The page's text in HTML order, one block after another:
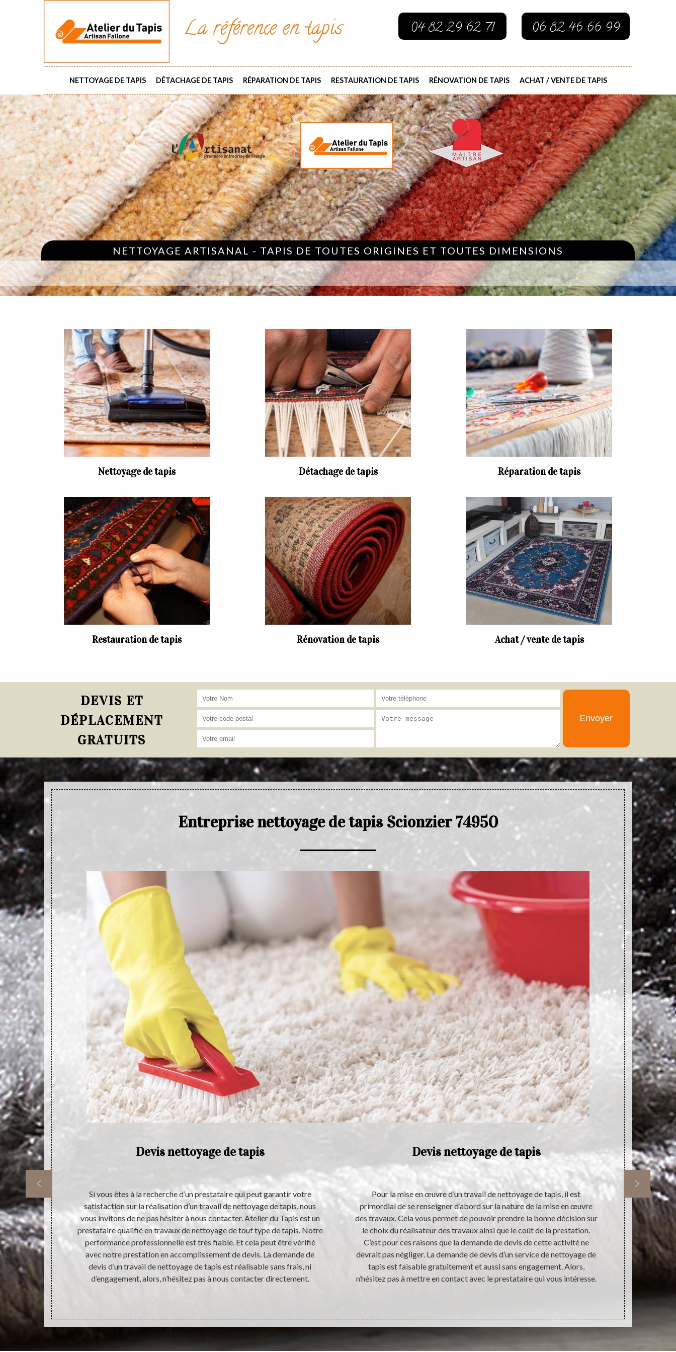
La référence en tapis 04 82 29 62 71 06 82 46 66 99
NETTOYAGE DE TAPIS DÉTACHAGE DE TAPIS RÉPARATION DE TAPIS RESTAURATION DE TAPIS RÉNOVATION DE TAPIS ACHAT / VENTE DE TAPIS
NETTOYAGE ARTISANAL - TAPIS DE TOUTES ORIGINES ET TOUTES DIMENSIONS
Nettoyage de tapis Détachage de tapis Réparation de tapis
Restauration de tapis Rénovation de tapis Achat / vente de tapis
DEVIS ET
DÉPLACEMENT
GRATUITS
Entreprise nettoyage de tapis Scionzier 74950
de
pour
et il va
confiance à
dresse
Pour
Devis nettoyage de tapis
Si vous êtes à la recherche d’un prestataire qui peut garantir votre
satisfaction sur la réalisation d’un travail de nettoyage de tapis, nous
vous invitons de ne pas hésiter à nous contacter. Atelier du Tapis est un
prestataire qualifié en travaux de nettoyage de tout type de tapis. Notre
performance professionnelle est très fiable. Et cela peut être vérifié
avec notre prestation en accomplissement de devis. La demande de
devis d’un travail de nettoyage de tapis est réalisable sans frais, ni
d’engagement, alors, n’hésitez pas à nous contacter directement.
Devis nettoyage de tapis
Pour la mise en œuvre d’un travail de nettoyage de tapis, il est
primordial de se renseigner d’abord sur la nature de la mise en œuvre
des travaux. Cela vous permet de pouvoir prendre la bonne décision sur
le choix du réalisateur des travaux ainsi que le coût de la prestation.
C’est pour ces raisons que la demande de devis de cette activité ne
devrait pas négliger. La demande de devis d’un service de nettoyage de
tapis est faisable gratuitement et aussi sans engagement. Alors,
n’hésitez pas à mettre en contact avec le prestataire qui vous intéresse.
La
d’un travail
clôturer la
de
travaux, la